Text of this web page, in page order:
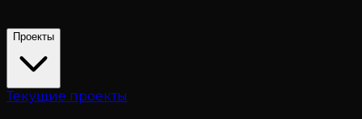
Проекты
Текущие проекты